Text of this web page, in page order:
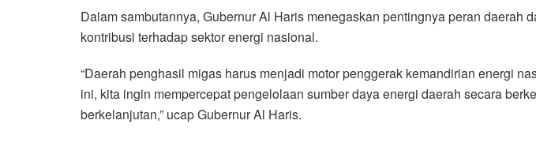
Dalam sambutannya, Gubernur Al Haris menegaskan pentingnya peran daerah
kontribusi terhadap sektor energi nasional.
“Daerah penghasil migas harus menjadi motor penggerak kemandirian energi
ini, kita ingin mempercepat pengelolaan sumber daya energi daerah secara
berkelanjutan,” ucap Gubernur Al Haris.